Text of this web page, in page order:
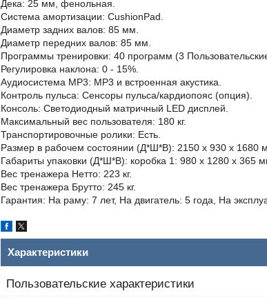
Дека: 25 мм, фенольная.
Система амортизации: CushionPad.
Диаметр задних валов: 85 мм.
Диаметр передних валов: 85 мм.
Программы тренировки: 40 программ (3
Регулировка наклона: 0 - 15%.
Аудиосистема MP3: MP3 и встроенная акустика.
Контроль пульса: Сенсоры пульса/кардиопояс (опция).
Консоль: Светодиодный матричный LED дисплей.
Максимальный вес пользователя: 180 кг.
Транспортировочные ролики: Есть.
Размер в рабочем состоянии (Д*Ш*В): 2150 x 930 x 1680
Габариты упаковки (Д*Ш*В): коробка 1: 980 x 1280 x 365
Вес тренажера Нетто: 223 кг.
Вес тренажера Брутто: 245 кг.
Гарантия: На раму: 7 лет, На двигатель: 5 года, На
Характеристики
Пользовательские характеристики